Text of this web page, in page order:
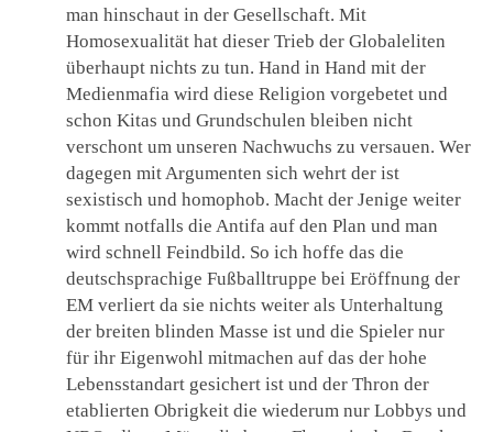
man hinschaut in der Gesellschaft. Mit
Homosexualität hat dieser Trieb der Globaleliten
überhaupt nichts zu tun. Hand in Hand mit der
Medienmafia wird diese Religion vorgebetet und
schon Kitas und Grundschulen bleiben nicht
verschont um unseren Nachwuchs zu versauen. Wer
dagegen mit Argumenten sich wehrt der ist
sexistisch und homophob. Macht der Jenige weiter
kommt notfalls die Antifa auf den Plan und man
wird schnell Feindbild. So ich hoffe das die
deutschsprachige Fußballtruppe bei Eröffnung der
EM verliert da sie nichts weiter als Unterhaltung
der breiten blinden Masse ist und die Spieler nur
für ihr Eigenwohl mitmachen auf das der hohe
Lebensstandart gesichert ist und der Thron der
etablierten Obrigkeit die wiederum nur Lobbys und